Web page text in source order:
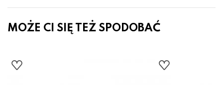
MOŻE CI SIĘ TEŻ SPODOBAĆ